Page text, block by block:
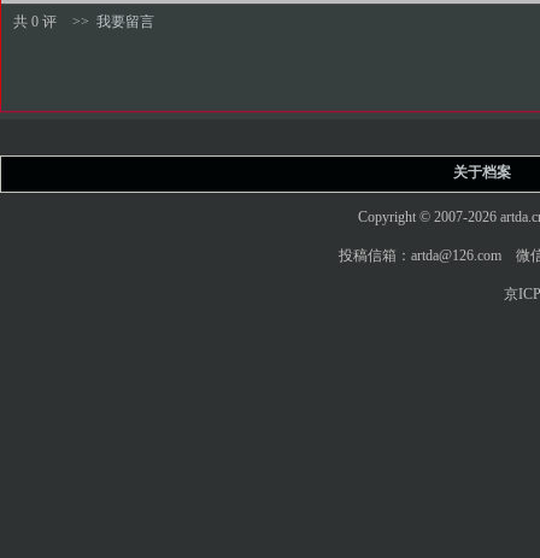
共 0 评
>> 我要留言
关于档案
Copyright © 2007-2026
投稿信箱：artda@126.com 微
京